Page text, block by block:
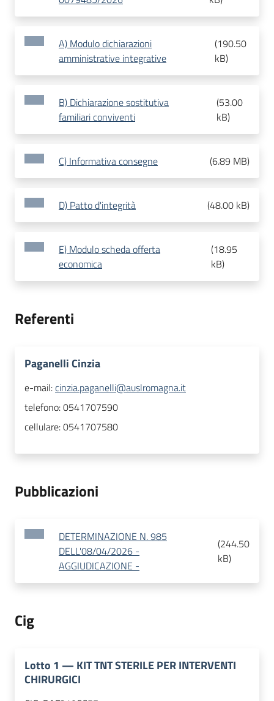
A) Modulo dichiarazioni
amministrative integrative
(190.50
kB)
B) Dichiarazione sostitutiva
familiari conviventi
(53.00
kB)
C) Informativa consegne (6.89 MB)
D) Patto d'integrità (48.00 kB)
E) Modulo scheda offerta
economica
(18.95
kB)
Referenti
Paganelli Cinzia
e-mail:cinzia.paganelli@auslromagna.it
telefono:0541707590
cellulare:0541707580
Pubblicazioni
DETERMINAZIONE N. 985
DELL'08/04/2026 -
AGGIUDICAZIONE -
(244.50
kB)
Cig
Lotto 1 — KIT TNT STERILE PER INTERVENTI
CHIRURGICI